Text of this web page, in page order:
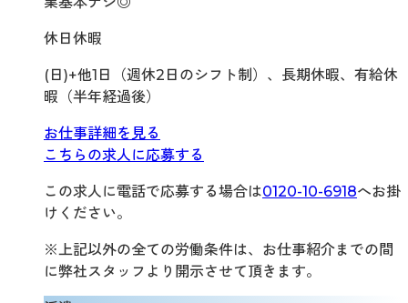
休日休暇
(日)+他1日（週休2日のシフト制）、長期休暇、有給休
暇（半年経過後）
お仕事詳細を見る
こちらの求人に応募する
この求人に電話で応募する場合は0120-10-6918へお掛
けください。
※上記以外の全ての労働条件は、お仕事紹介までの間
に弊社スタッフより開示させて頂きます。